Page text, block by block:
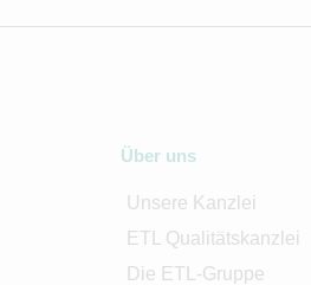
Über uns
Unsere Kanzlei
ETL Qualitätskanzlei
Die ETL-Gruppe